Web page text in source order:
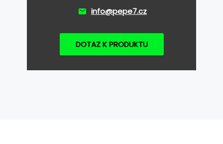
info@pepe7.cz
DOTAZ K PRODUKTU